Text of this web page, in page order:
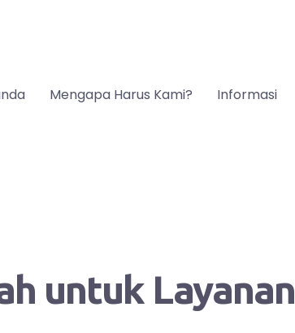
Mengapa Harus Kami? Informasi
untuk Layanan